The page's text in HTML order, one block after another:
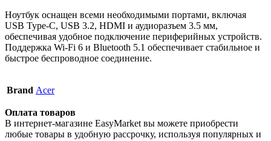
Ноутбук оснащен всеми необходимыми портами, включая
USB Type-C, USB 3.2, HDMI и аудиоразъем 3.5 мм,
обеспечивая удобное подключение периферийных устройств.
Поддержка Wi-Fi 6 и Bluetooth 5.1 обеспечивает стабильное и
быстрое беспроводное соединение.
Brand Acer
Оплата товаров
В интернет-магазине EasyMarket вы можете приобрести
любые товары в удобную рассрочку, используя популярных и